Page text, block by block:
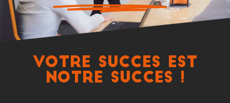
Votre succes est
notre succes !